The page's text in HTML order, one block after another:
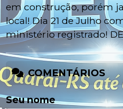
em construção, porém
local! Dia 21 de Julho
ministério registrado!
COMENTÁRIOS
Seu nome